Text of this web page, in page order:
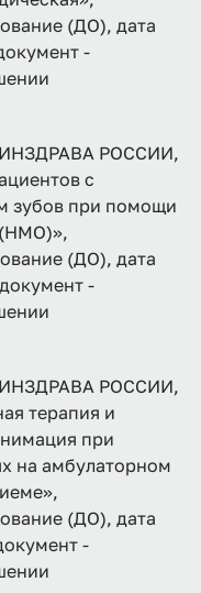
(ДО), дата
-
РОССИИ,
с
зубов при помощи
(ДО), дата
-
РОССИИ,
терапия и
при
на амбулаторном
(ДО), дата
-